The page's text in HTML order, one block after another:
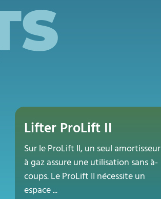
Lifter ProLift II
Sur le ProLift II, un seul amortisseur
à gaz assure une utilisation sans à-
coups. Le ProLift II nécessite un
espace ...